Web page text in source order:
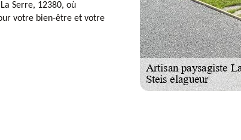
Serre, 12380, où
votre bien-être et votre